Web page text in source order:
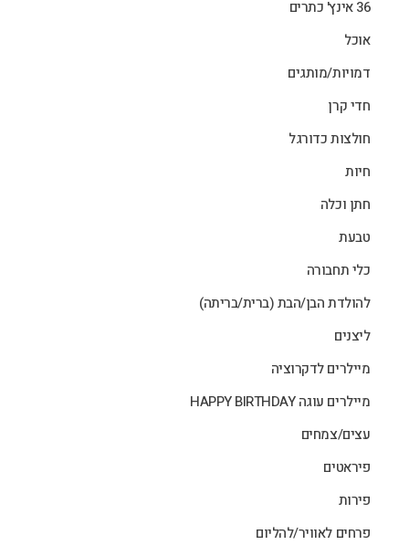
36 אינץ' כתרים
אוכל
דמויות/מותגים
חדי קרן
חולצות כדורגל
חיות
חתן וכלה
טבעת
כלי תחבורה
להולדת הבן/הבת (ברית/בריתה)
ליצנים
מיילרים לדקרוציה
מיילרים עוגה HAPPY BIRTHDAY
עצים/צמחים
פיראטים
פירות
פרחים לאוויר/להליום